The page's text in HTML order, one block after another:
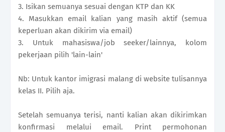
3. Isikan semuanya sesuai dengan KTP dan KK
4. Masukkan email kalian yang masih aktif (semua
keperluan akan dikirim via email)
3. Untuk mahasiswa/job seeker/lainnya, kolom
pekerjaan pilih 'lain-lain'
Nb: Untuk kantor imigrasi malang di website tulisannya
kelas II. Pilih aja.
Setelah semuanya terisi, nanti kalian akan dikirimkan
konfirmasi melalui email. Print permohonan